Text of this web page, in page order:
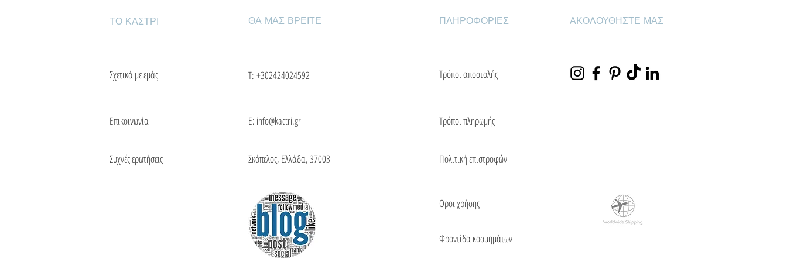
ΤΟ ΚΑΣΤΡΙ
Σχετικά με εμάς
Επικοινωνία
Συχνές ερωτήσεις
ΘΑ ΜΑΣ ΒΡΕΙΤΕ
Τ: +302424024592
Ε: info@kactri.gr
Σκόπελος, Ελλάδα, 37003
ΠΛΗΡΟΦΟΡΙΕΣ
Τρόποι αποστολής
Τρόποι πληρωμής
Πολιτική επιστροφών
Οροι χρήσης
Φροντίδα κοσμημάτων
ΑΚΟΛΟΥΘΗΣΤΕ ΜΑΣ